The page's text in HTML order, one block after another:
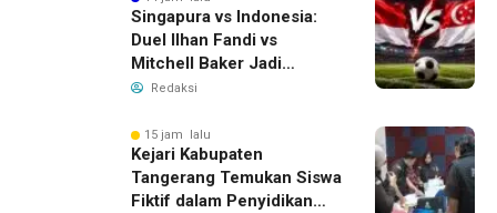
Singapura vs Indonesia:
Duel Ilhan Fandi vs
Mitchell Baker Jadi
Sorotan di Piala AFF 2026
Redaksi
15 jam lalu
Kejari Kabupaten
Tangerang Temukan Siswa
Fiktif dalam Penyidikan